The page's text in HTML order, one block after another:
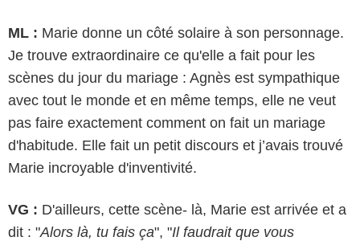
ML : Marie donne un côté solaire à son personnage.
Je trouve extraordinaire ce qu'elle a fait pour les
scènes du jour du mariage : Agnès est sympathique
avec tout le monde et en même temps, elle ne veut
pas faire exactement comment on fait un mariage
d'habitude. Elle fait un petit discours et j’avais trouvé
Marie incroyable d'inventivité.
VG : D'ailleurs, cette scène- là, Marie est arrivée et a
dit : "Alors là, tu fais ça", "Il faudrait que vous